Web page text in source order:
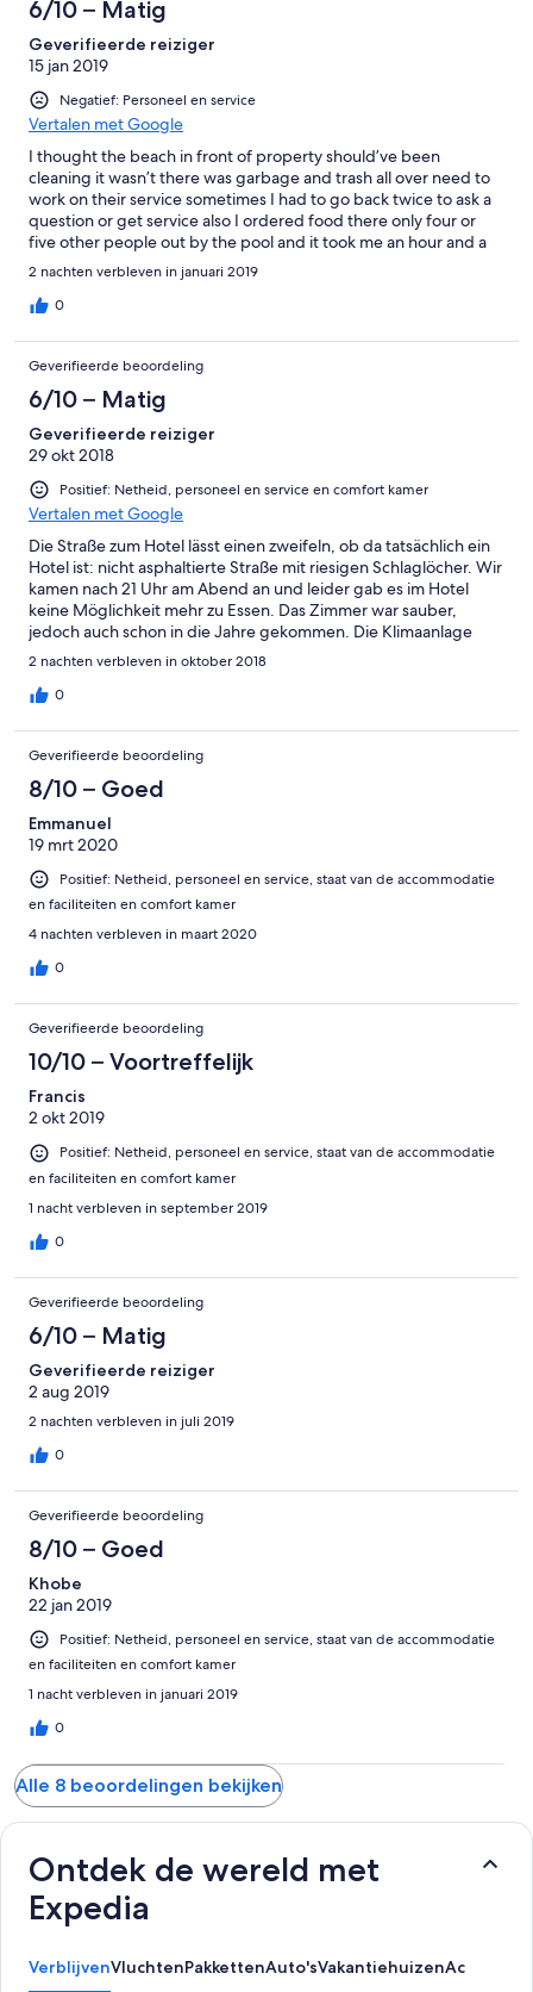
6/10 – Matig
Geverifieerde reiziger
15 jan 2019
Negatief: Personeel en service
Vertalen met Google
I thought the beach in front of property should’ve been
cleaning it wasn’t there was garbage and trash all over need to
work on their service sometimes I had to go back twice to ask a
question or get service also I ordered food there only four or
five other people out by the pool and it took me an hour and a
half to get my food then this morning I asked where my
breakfast was and they said they lost the key to the kitchen
service was poor
2 nachten verbleven in januari 2019
0
Geverifieerde beoordeling
6/10 – Matig
Geverifieerde reiziger
29 okt 2018
Positief: Netheid, personeel en service en comfort kamer
Vertalen met Google
Die Straße zum Hotel lässt einen zweifeln, ob da tatsächlich ein
Hotel ist: nicht asphaltierte Straße mit riesigen Schlaglöcher. Wir
kamen nach 21 Uhr am Abend an und leider gab es im Hotel
keine Möglichkeit mehr zu Essen. Das Zimmer war sauber,
jedoch auch schon in die Jahre gekommen. Die Klimaanlage
funktionierte. Das sehr große Badezimmer war nicht klimatisiert.
Kaffee (Nescafé Tütchen und eine Isolierkanne mit heißen
Hotelpreis nicht gerecht. Das Frühstück wird zum Zimmer
gebracht, was nicht besonders praktisch und komfortabel ist.
Besser wäre ein Restaurant. Das Servicepersonal (Rezeption,
Managerin, Zimmermädchen) war stets freundlich und sehr
bemüht. Der Pool war sehr sauber und angenehm.
2 nachten verbleven in oktober 2018
0
Geverifieerde beoordeling
8/10 – Goed
Emmanuel
19 mrt 2020
Positief: Netheid, personeel en service, staat van de accommodatie
en faciliteiten en comfort kamer
4 nachten verbleven in maart 2020
0
Geverifieerde beoordeling
10/10 – Voortreffelijk
Francis
2 okt 2019
Positief: Netheid, personeel en service, staat van de accommodatie
en faciliteiten en comfort kamer
1 nacht verbleven in september 2019
0
Geverifieerde beoordeling
6/10 – Matig
Geverifieerde reiziger
2 aug 2019
2 nachten verbleven in juli 2019
0
Geverifieerde beoordeling
8/10 – Goed
Khobe
22 jan 2019
Positief: Netheid, personeel en service, staat van de accommodatie
en faciliteiten en comfort kamer
1 nacht verbleven in januari 2019
0
Alle 8 beoordelingen bekijken
Ontdek de wereld met
Expedia
VerblijvenVluchtenPakkettenAuto'sVakantiehuizen